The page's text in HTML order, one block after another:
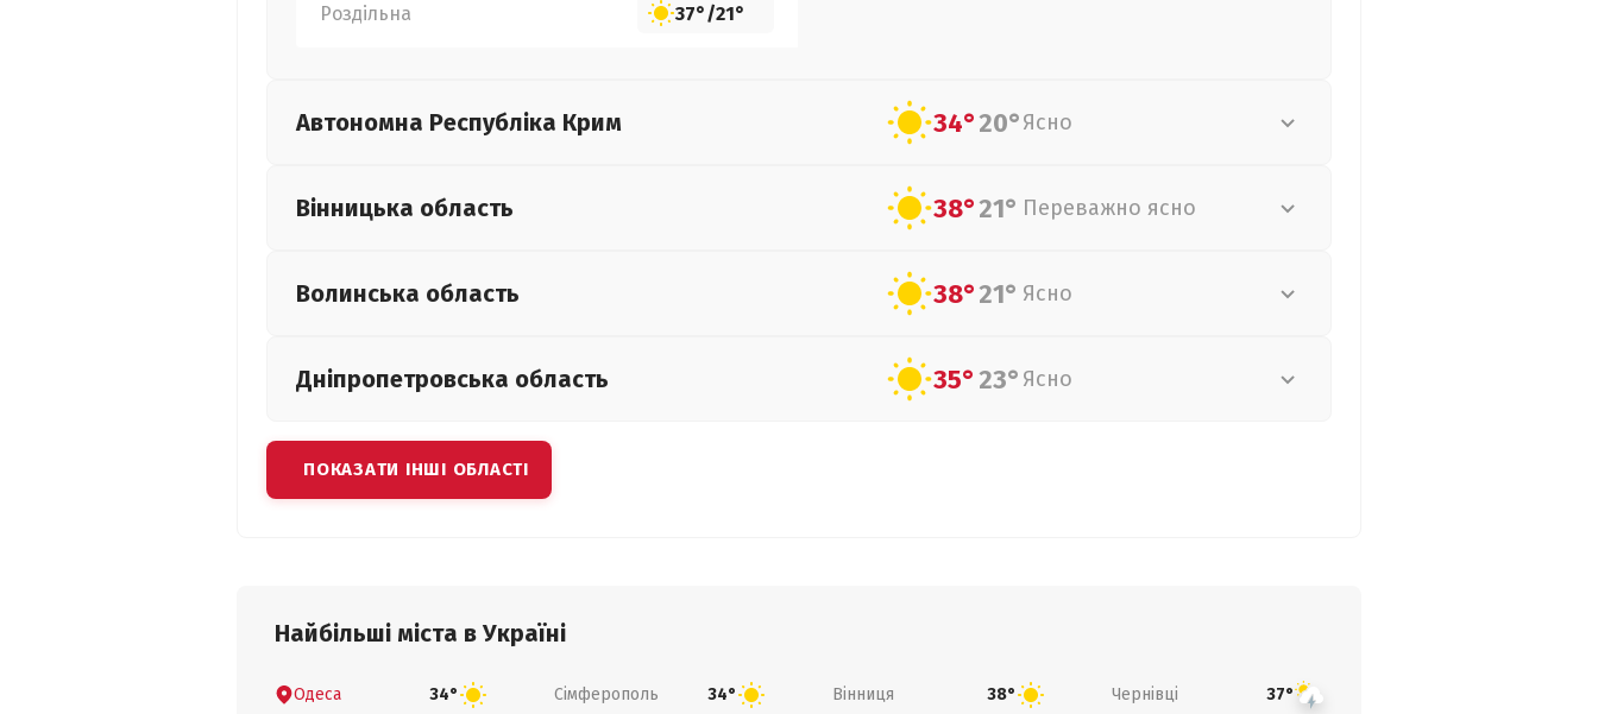
Роздільна 37°/21°
Автономна Республіка Крим 34°20°Ясно
Вінницька область 38°21° Переважно ясно
Волинська область 38°21° Ясно
Дніпропетровська область 35°23° Ясно
ПОКАЗАТИ ІНШІ ОБЛАСТІ
Найбільші міста в Україні
Одеса 34° Сімферополь 34° Вінниця 38° Чернівці 37°